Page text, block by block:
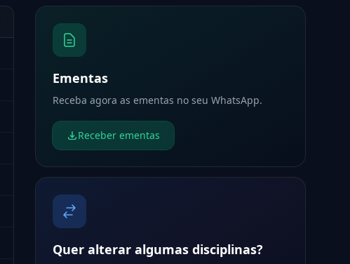
Ementas
Receba agora as ementas no seu WhatsApp.
Receber ementas
Quer alterar algumas disciplinas?